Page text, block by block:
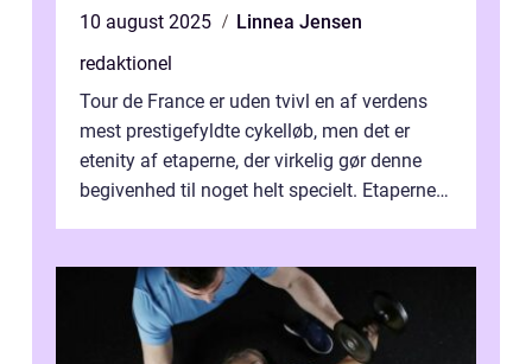
10 august 2025
Linnea Jensen
redaktionel
Tour de France er uden tvivl en af verdens
mest prestigefyldte cykelløb, men det er
etenity af etaperne, der virkelig gør denne
begivenhed til noget helt specielt. Etaperne i